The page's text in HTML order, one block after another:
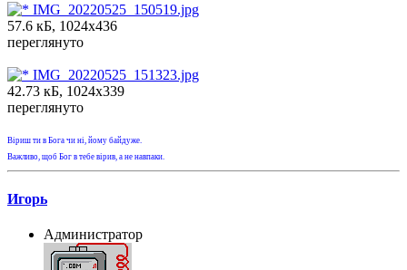
IMG_20220525_150519.jpg
57.6 кБ, 1024x436
переглянуто
IMG_20220525_151323.jpg
42.73 кБ, 1024x339
переглянуто
Віриш ти в Бога чи ні, йому байдуже.
Важливо, щоб Бог в тебе вірив, а не навпаки.
Игорь
Администратор